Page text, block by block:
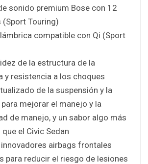
sonido premium Bose con 12
(Sport Touring)
compatible con Qi (Sport
de la estructura de la
y resistencia a los choques
de la suspensión y la
mejorar el manejo y la
de manejo, y un sabor algo más
el Civic Sedan
innovadores airbags frontales
para reducir el riesgo de lesiones